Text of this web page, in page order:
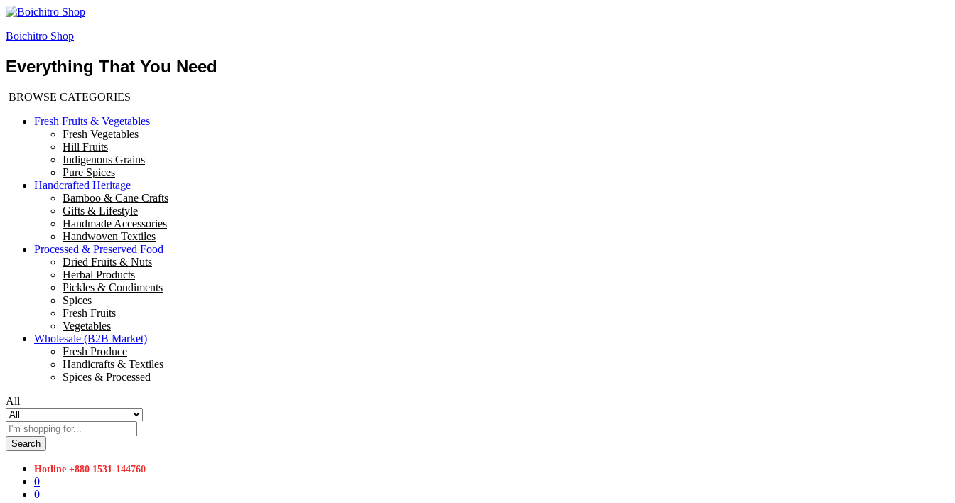
Boichitro Shop
Everything That You Need
BROWSE CATEGORIES
Fresh Fruits & Vegetables
Fresh Vegetables
Hill Fruits
Indigenous Grains
Pure Spices
Handcrafted Heritage
Bamboo & Cane Crafts
Gifts & Lifestyle
Handmade Accessories
Handwoven Textiles
Processed & Preserved Food
Dried Fruits & Nuts
Herbal Products
Pickles & Condiments
Spices
Fresh Fruits
Vegetables
Wholesale (B2B Market)
Fresh Produce
Handicrafts & Textiles
Spices & Processed
All
Search
Hotline +880 1531-144760
0
0